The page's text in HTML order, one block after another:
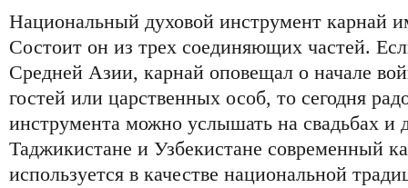
Национальный духовой инструмент карнай
Состоит он из трех соединяющих частей.
Средней Азии, карнай оповещал о начале
гостей или царственных особ, то сегодня
инструмента можно услышать на свадьбах и
Таджикистане и Узбекистане современный
используется в качестве национальной